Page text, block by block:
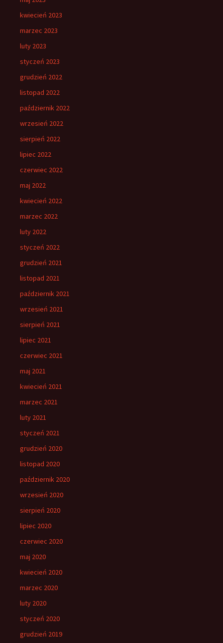
kwiecień 2023
marzec 2023
luty 2023
styczeń 2023
grudzień 2022
listopad 2022
październik 2022
wrzesień 2022
sierpień 2022
lipiec 2022
czerwiec 2022
maj 2022
kwiecień 2022
marzec 2022
luty 2022
styczeń 2022
grudzień 2021
listopad 2021
październik 2021
wrzesień 2021
sierpień 2021
lipiec 2021
czerwiec 2021
maj 2021
kwiecień 2021
marzec 2021
luty 2021
styczeń 2021
grudzień 2020
listopad 2020
październik 2020
wrzesień 2020
sierpień 2020
lipiec 2020
czerwiec 2020
maj 2020
kwiecień 2020
marzec 2020
luty 2020
styczeń 2020
grudzień 2019